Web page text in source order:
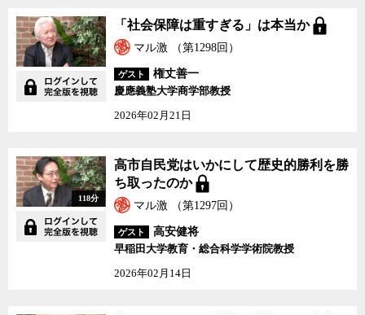
「社会保障は重すぎる」は本当か
マル激 （第1298回）
ゲスト
権丈善一
慶應義塾大学商学部教授
2026年02月21日
118分
高市自民党はいかにして歴史的勝利を勝
ち取ったのか
マル激 （第1297回）
ゲスト
高安健将
早稲田大学教育・総合科学学術院教授
2026年02月14日